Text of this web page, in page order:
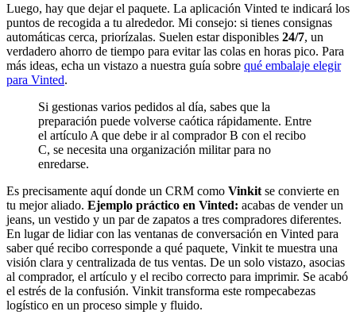
Luego, hay que dejar el paquete. La aplicación Vinted te indicará los
puntos de recogida a tu alrededor. Mi consejo: si tienes consignas
automáticas cerca, priorízalas. Suelen estar disponibles 24/7, un
verdadero ahorro de tiempo para evitar las colas en horas pico. Para
más ideas, echa un vistazo a nuestra guía sobre qué embalaje elegir
para Vinted.
Si gestionas varios pedidos al día, sabes que la
preparación puede volverse caótica rápidamente. Entre
el artículo A que debe ir al comprador B con el recibo
C, se necesita una organización militar para no
enredarse.
Es precisamente aquí donde un CRM como Vinkit se convierte en
tu mejor aliado. Ejemplo práctico en Vinted: acabas de vender un
jeans, un vestido y un par de zapatos a tres compradores diferentes.
En lugar de lidiar con las ventanas de conversación en Vinted para
saber qué recibo corresponde a qué paquete, Vinkit te muestra una
visión clara y centralizada de tus ventas. De un solo vistazo, asocias
al comprador, el artículo y el recibo correcto para imprimir. Se acabó
el estrés de la confusión. Vinkit transforma este rompecabezas
logístico en un proceso simple y fluido.